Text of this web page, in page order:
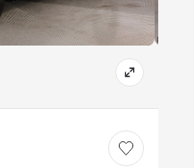
Tallenna auto